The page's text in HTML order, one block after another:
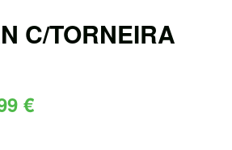
C/TORNEIRA
€